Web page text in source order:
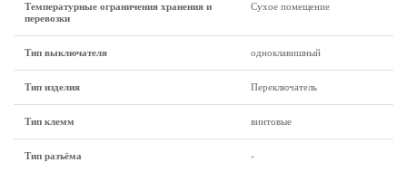
Температурные ограничения хранения и
перевозки
Сухое помещение
Тип выключателя одноклавишный
Тип изделия Переключатель
Тип клемм винтовые
Тип разъёма -